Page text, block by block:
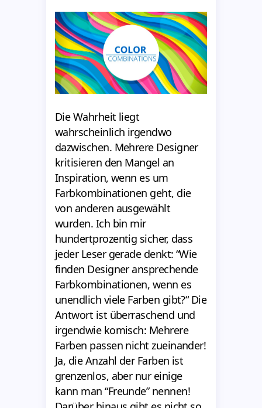
Die Wahrheit liegt
wahrscheinlich irgendwo
dazwischen. Mehrere Designer
kritisieren den Mangel an
Inspiration, wenn es um
Farbkombinationen geht, die
von anderen ausgewählt
wurden. Ich bin mir
hundertprozentig sicher, dass
jeder Leser gerade denkt: “Wie
finden Designer ansprechende
Farbkombinationen, wenn es
unendlich viele Farben gibt?“ Die
Antwort ist überraschend und
irgendwie komisch: Mehrere
Farben passen nicht zueinander!
Ja, die Anzahl der Farben ist
grenzenlos, aber nur einige
kann man “Freunde” nennen!